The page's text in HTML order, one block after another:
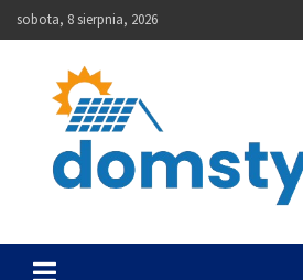
Skip
to
sobota, 8 sierpnia, 2026
DomStylo